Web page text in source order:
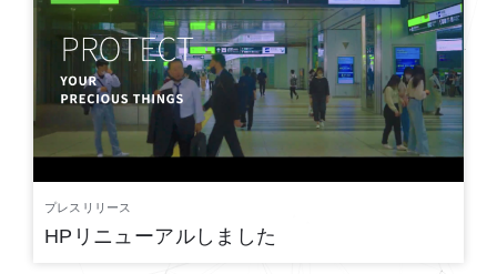
プレスリリース
HPリニューアルしました